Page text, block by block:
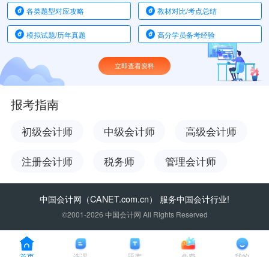
各类题型对应攻略 教材对比/考点总结
模拟试题/历年真题 高分学员备考经验
立即查看资料
报考指南
初级会计师 中级会计师 高级会计师
注册会计师 税务师 管理会计师
中国会计网 （CANET.com.cn） 服务中国会计行业!
©2001-2026 中国会计网 All Rights Reserved